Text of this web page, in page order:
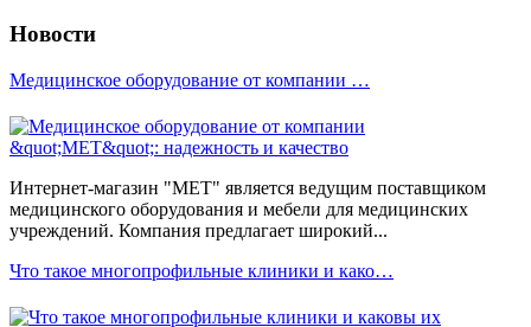
Новости
Медицинское оборудование от компании …
Интернет-магазин "МЕТ" является ведущим поставщиком
медицинского оборудования и мебели для медицинских
учреждений. Компания предлагает широкий...
Что такое многопрофильные клиники и како…